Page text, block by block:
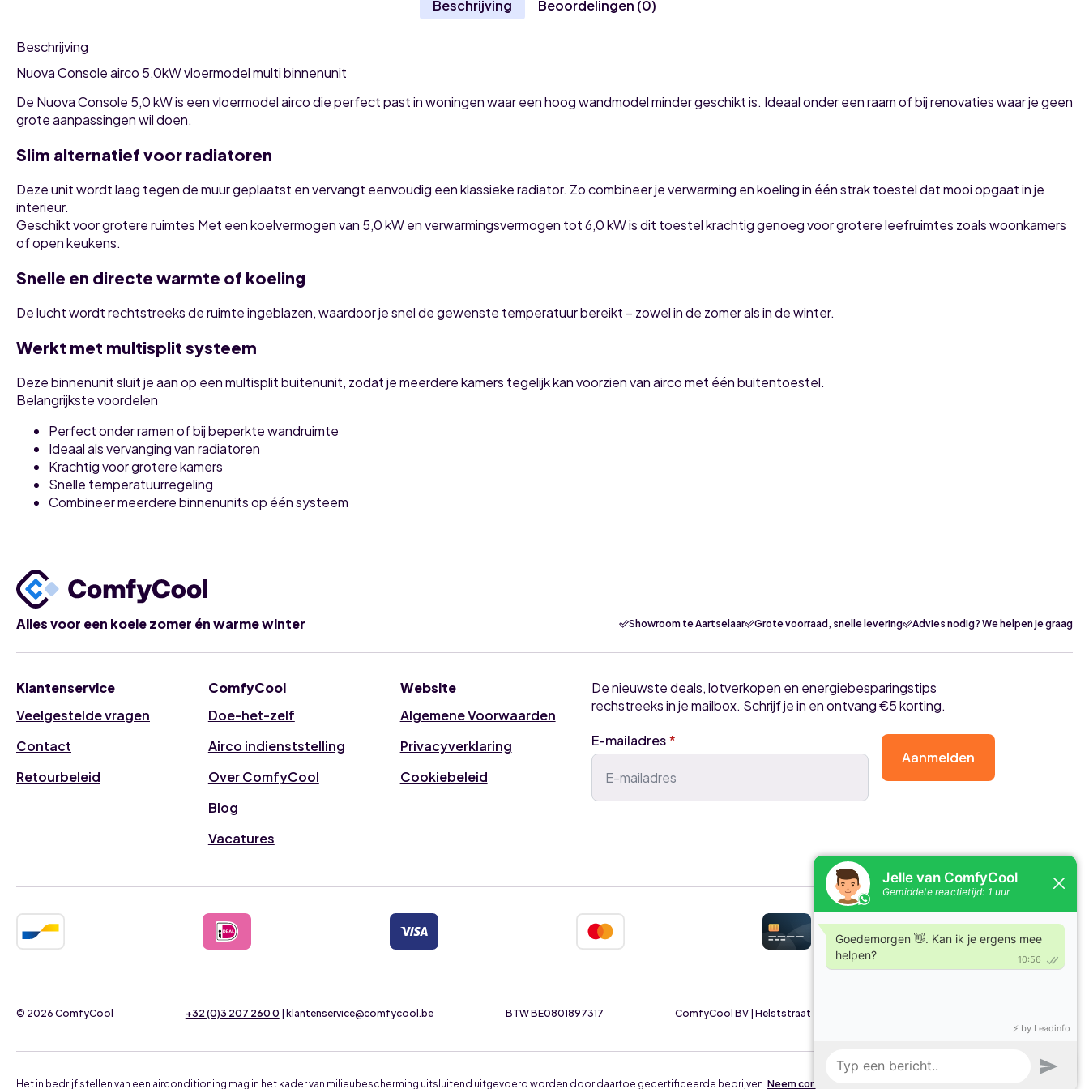
Beschrijving Beoordelingen (0)
Beschrijving
Nuova Console airco 5,0kW vloermodel multi binnenunit
De Nuova Console 5,0 kW is een vloermodel airco die perfect past in woningen waar een hoog wandmodel minder geschikt is. Ideaal onder een raam of bij renovaties waar je geen
grote aanpassingen wil doen.
Slim alternatief voor radiatoren
Deze unit wordt laag tegen de muur geplaatst en vervangt eenvoudig een klassieke radiator. Zo combineer je verwarming en koeling in één strak toestel dat mooi opgaat in je
interieur.
Geschikt voor grotere ruimtes Met een koelvermogen van 5,0 kW en verwarmingsvermogen tot 6,0 kW is dit toestel krachtig genoeg voor grotere leefruimtes zoals woonkamers
of open keukens.
Snelle en directe warmte of koeling
De lucht wordt rechtstreeks de ruimte ingeblazen, waardoor je snel de gewenste temperatuur bereikt – zowel in de zomer als in de winter.
Werkt met multisplit systeem
Deze binnenunit sluit je aan op een multisplit buitenunit, zodat je meerdere kamers tegelijk kan voorzien van airco met één buitentoestel.
Belangrijkste voordelen
Perfect onder ramen of bij beperkte wandruimte
Ideaal als vervanging van radiatoren
Krachtig voor grotere kamers
Snelle temperatuurregeling
Combineer meerdere binnenunits op één systeem
Alles voor een koele zomer én warme winter Showroom te Aartselaar Grote voorraad, snelle levering Advies nodig? We helpen je graag
Klantenservice
Veelgestelde vragen
Contact
Retourbeleid
ComfyCool
Doe-het-zelf
Airco indienststelling
Over ComfyCool
Blog
Vacatures
Website
Algemene Voorwaarden
Privacyverklaring
Cookiebeleid
De nieuwste deals, lotverkopen en energiebesparingstips
rechstreeks in je mailbox. Schrijf je in en ontvang €5 korting.
E-mailadres *
Aanmelden
© 2026 ComfyCool +32 (0)3 207 260 0 | klantenservice@comfycool.be BTW BE0801897317 ComfyCool BV | Helststraat 49/4, 2630 Aartselaar | België
Het in bedrijf stellen van een airconditioning mag in het kader van milieubescherming uitsluitend uitgevoerd worden door daartoe gecertificeerde bedrijven. Neem contact op voor een inbedrijfstelling